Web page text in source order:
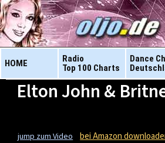
HOME
Radio
Top 100 Charts
Dance
Elton John &
jump zum Video bei Amazon